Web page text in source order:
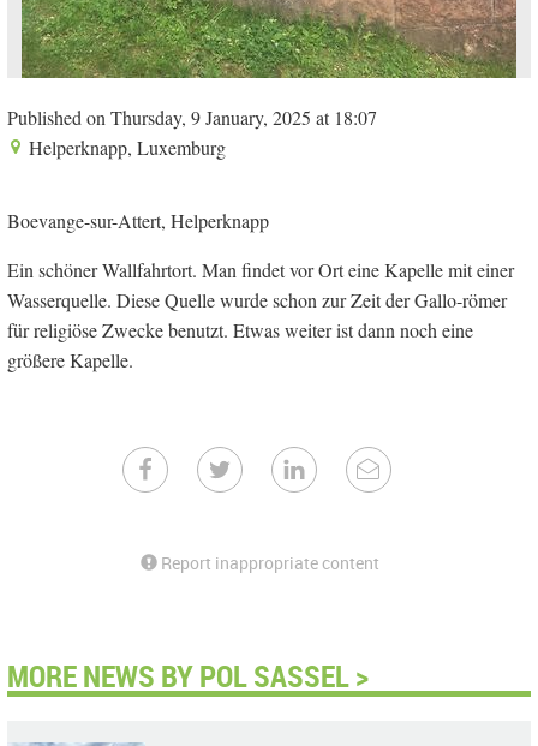
Published on Thursday, 9 January, 2025 at 18:07
Helperknapp, Luxemburg
Boevange-sur-Attert, Helperknapp
Ein schöner Wallfahrtort. Man findet vor Ort eine Kapelle mit einer
Wasserquelle. Diese Quelle wurde schon zur Zeit der Gallo-römer
für religiöse Zwecke benutzt. Etwas weiter ist dann noch eine
größere Kapelle.
Report inappropriate content
MORE NEWS BY POL SASSEL >